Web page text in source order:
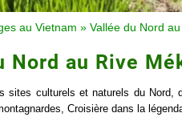
au Vietnam » Vallée du Nord
Nord au Rive
sites culturels et naturels du Nord,
Croisière dans la